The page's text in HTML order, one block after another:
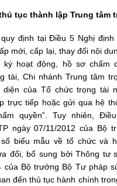
tục thành lập Trung tâm
định tại Điều 5 Nghị định
mới, cấp lại, thay đổi nội
ký hoạt động, hồ sơ chấm
tài, Chi nhánh Trung tâm
diện của Tổ chức trọng tài
trực tiếp hoặc gửi qua hệ
quyền”. Tuy nhiên,
ngày 07/11/2012 của Bộ
biểu mẫu về tổ chức và
đổi, bổ sung bởi Thông tư
của Bộ trưởng Bộ Tư pháp
đến thủ tục hành chính